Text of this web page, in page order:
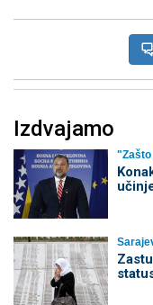
Izdvajamo
"Zašto